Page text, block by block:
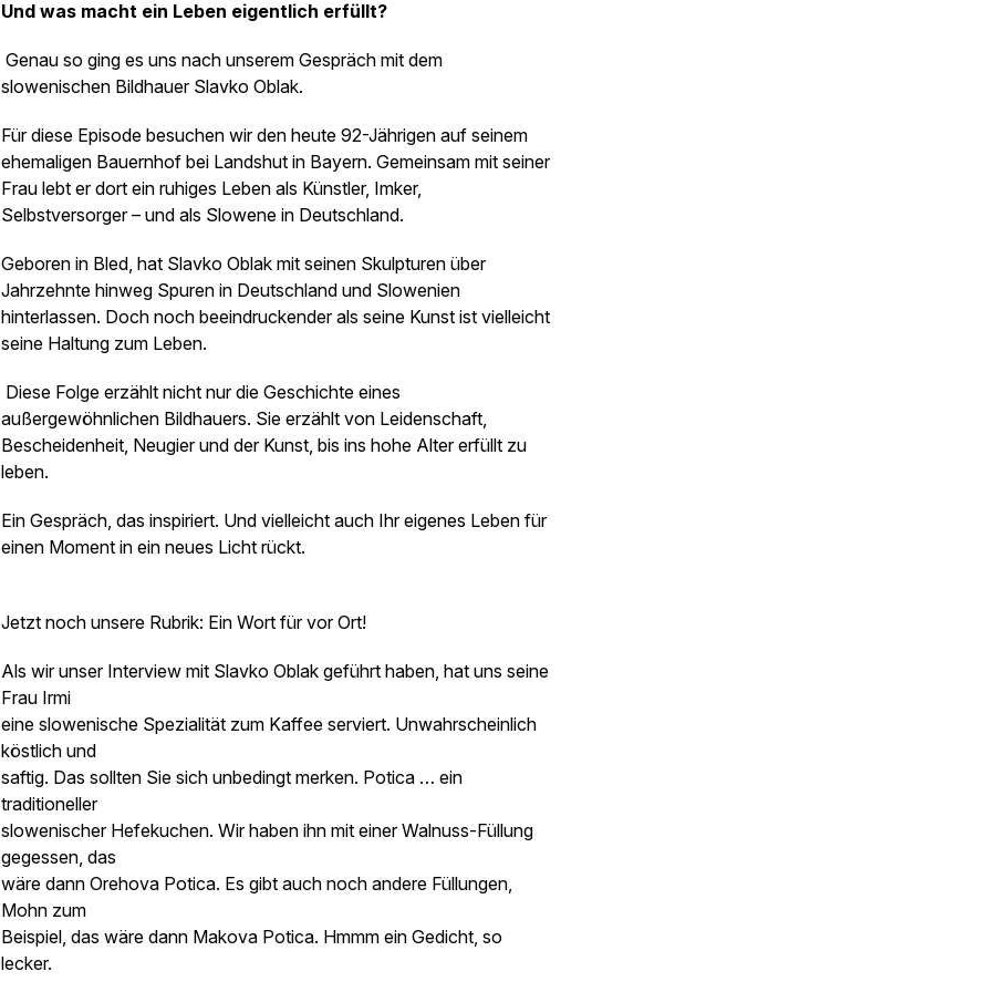
Und was macht ein Leben eigentlich erfüllt?
Genau so ging es uns nach unserem Gespräch mit dem
slowenischen Bildhauer Slavko Oblak.
Für diese Episode besuchen wir den heute 92-Jährigen auf seinem
ehemaligen Bauernhof bei Landshut in Bayern. Gemeinsam mit seiner
Frau lebt er dort ein ruhiges Leben als Künstler, Imker,
Selbstversorger – und als Slowene in Deutschland.
Geboren in Bled, hat Slavko Oblak mit seinen Skulpturen über
Jahrzehnte hinweg Spuren in Deutschland und Slowenien
hinterlassen. Doch noch beeindruckender als seine Kunst ist vielleicht
seine Haltung zum Leben.
Diese Folge erzählt nicht nur die Geschichte eines
außergewöhnlichen Bildhauers. Sie erzählt von Leidenschaft,
Bescheidenheit, Neugier und der Kunst, bis ins hohe Alter erfüllt zu
leben.
Ein Gespräch, das inspiriert. Und vielleicht auch Ihr eigenes Leben für
einen Moment in ein neues Licht rückt.
Jetzt noch unsere Rubrik: Ein Wort für vor Ort!
Als wir unser Interview mit Slavko Oblak geführt haben, hat uns seine
Frau Irmi
eine slowenische Spezialität zum Kaffee serviert. Unwahrscheinlich
köstlich und
saftig. Das sollten Sie sich unbedingt merken. Potica … ein
traditioneller
slowenischer Hefekuchen. Wir haben ihn mit einer Walnuss-Füllung
gegessen, das
wäre dann Orehova Potica. Es gibt auch noch andere Füllungen,
Mohn zum
Beispiel, das wäre dann Makova Potica. Hmmm ein Gedicht, so
lecker.